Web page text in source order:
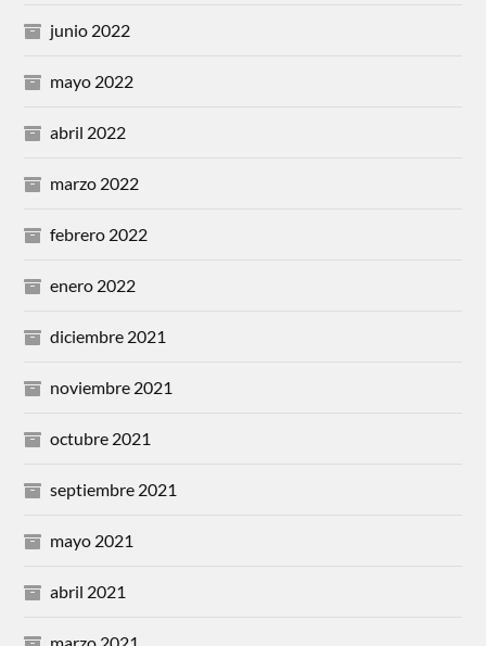
junio 2022
mayo 2022
abril 2022
marzo 2022
febrero 2022
enero 2022
diciembre 2021
noviembre 2021
octubre 2021
septiembre 2021
mayo 2021
abril 2021